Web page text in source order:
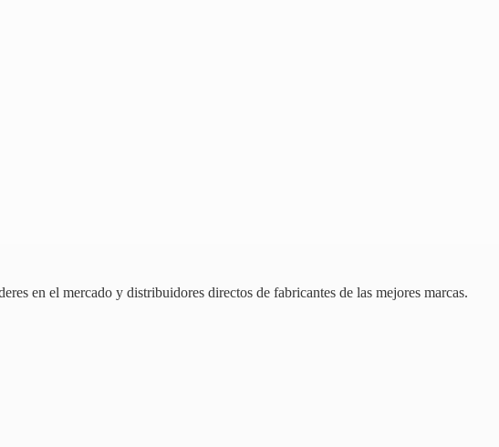
en el mercado y distribuidores directos de fabricantes de lasmejores marcas.